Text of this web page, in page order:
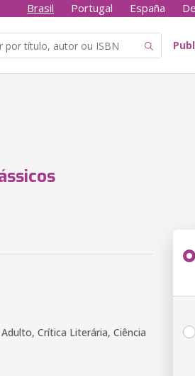
Brasil Portugal España
Crítica Literária, Ciência